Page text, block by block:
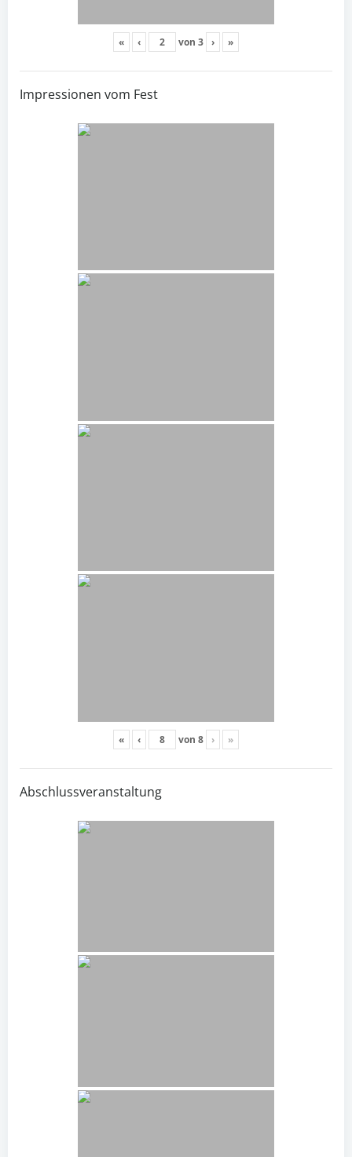
« ‹ von 3 › »
Impressionen vom Fest
« ‹ von 8 › »
Abschlussveranstaltung